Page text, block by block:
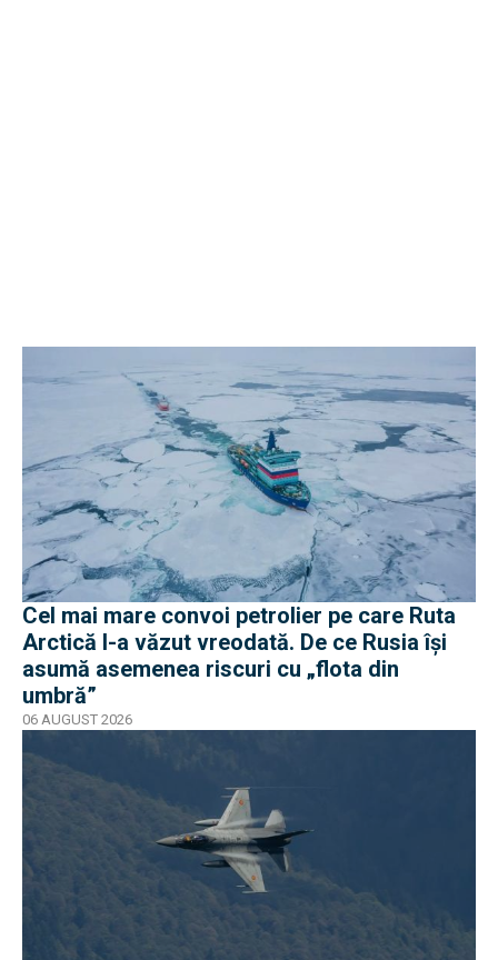
Cel mai mare convoi petrolier pe care Ruta
Arctică l-a văzut vreodată. De ce Rusia își
asumă asemenea riscuri cu „flota din
umbră”
06 AUGUST 2026